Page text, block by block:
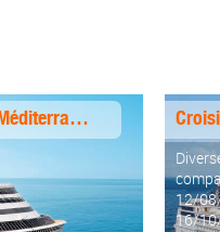
Vacances automne en Méditerranée
12/
16/